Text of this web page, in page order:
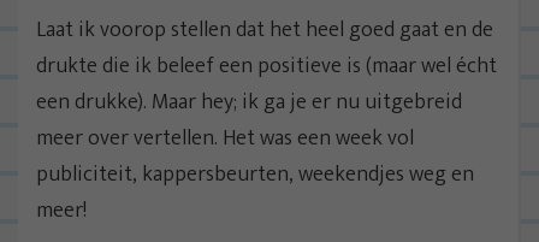
Laat ik voorop stellen dat het heel goed gaat en de
drukte die ik beleef een positieve is (maar wel écht
een drukke). Maar hey; ik ga je er nu uitgebreid
meer over vertellen. Het was een week vol
publiciteit, kappersbeurten, weekendjes weg en
meer!